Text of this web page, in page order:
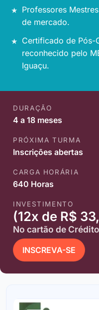
Professores
de mercado.
Certificado de Pós-
reconhecido pelo
Iguaçu.
DURAÇÃO
4 a 18 meses
PRÓXIMA TURMA
Inscrições abertas
CARGA HORÁRIA
640 Horas
INVESTIMENTO
(12x de R$
No cartão de Crédito
INSCREVA-SE